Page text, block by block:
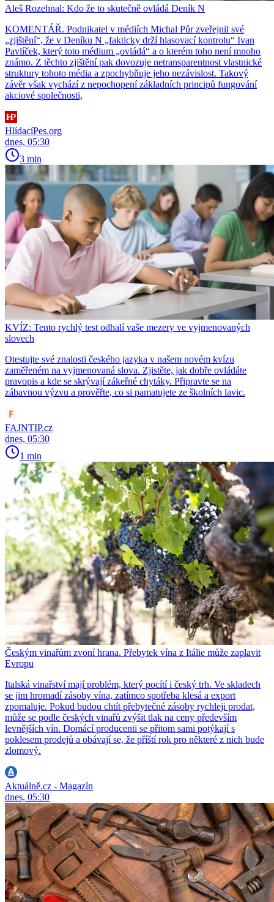
Aleš Rozehnal: Kdo že to skutečně ovládá Deník N
KOMENTÁŘ. Podnikatel v médiích Michal Půr zveřejnil své
„zjištění“, že v Deníku N „fakticky drží hlasovací kontrolu“ Ivan
Pavlíček, který toto médium „ovládá“ a o kterém toho není mnoho
známo. Z těchto zjištění pak dovozuje netransparentnost vlastnické
struktury tohoto média a zpochybňuje jeho nezávislost. Takový
závěr však vychází z nepochopení základních principů fungování
akciové společnosti,
HlídacíPes.org
dnes, 05:30
3 min
KVÍZ: Tento rychlý test odhalí vaše mezery ve vyjmenovaných
slovech
Otestujte své znalosti českého jazyka v našem novém kvízu
zaměřeném na vyjmenovaná slova. Zjistěte, jak dobře ovládáte
pravopis a kde se skrývají zákeřné chytáky. Připravte se na
zábavnou výzvu a prověřte, co si pamatujete ze školních lavic.
FAJNTIP.cz
dnes, 05:30
1 min
Českým vinařům zvoní hrana. Přebytek vína z Itálie může zaplavit
Evropu
Italská vinařství mají problém, který pocítí i český trh. Ve skladech
se jim hromadí zásoby vína, zatímco spotřeba klesá a export
zpomaluje. Pokud budou chtít přebytečné zásoby rychleji prodat,
může se podle českých vinařů zvýšit tlak na ceny především
levnějších vín. Domácí producenti se přitom sami potýkají s
poklesem prodejů a obávají se, že příští rok pro některé z nich bude
zlomový.
Aktuálně.cz - Magazín
dnes, 05:30